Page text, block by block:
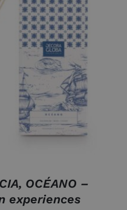
OCÉANO –
experiences